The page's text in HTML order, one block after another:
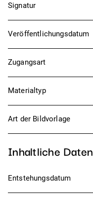
Signatur
Veröffentlichungsdatum
Zugangsart
Materialtyp
Art der Bildvorlage
Inhaltliche Daten
Entstehungsdatum